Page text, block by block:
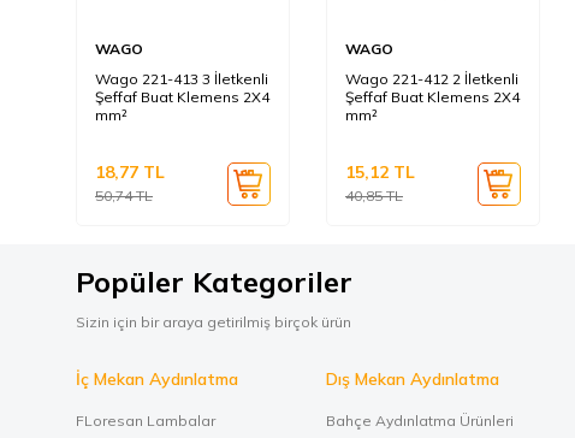
WAGO
Wago 221-413 3 İletkenli
Şeffaf Buat Klemens 2X4
mm²
50,74TL
18,77 TL
WAGO
Wago 221-412 2 İletkenli
Şeffaf Buat Klemens 2X4
mm²
40,85TL
15,12 TL
Popüler Kategoriler
Sizin için bir araya getirilmiş birçok ürün
İç Mekan Aydınlatma
FLoresan Lambalar
Dış Mekan Aydınlatma
Bahçe Aydınlatma Ürünleri